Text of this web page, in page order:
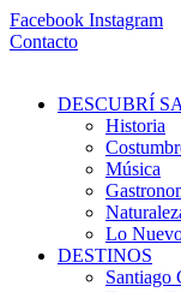
Ir
al
Facebook Instagram
Contacto
DESCUBRÍ
Historia
Música
Lo
DESTINOS
Santiago